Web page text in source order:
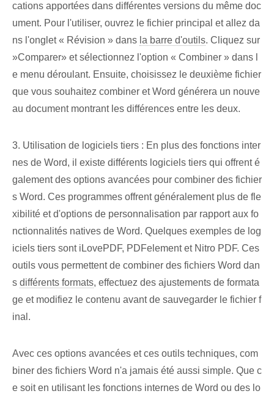
cations apportées dans différentes versions du même doc
ument. Pour l'utiliser, ouvrez le fichier principal et allez da
ns l'onglet « Révision » dans la barre d'outils. Cliquez sur
‌»Comparer» ‌et sélectionnez l'option « Combiner » dans l
e menu déroulant. Ensuite, choisissez le deuxième fichier
que vous souhaitez combiner et Word générera un nouve
au document montrant les différences entre les deux.
3. Utilisation de logiciels tiers : En plus des fonctions inter
nes de Word, il existe différents logiciels tiers qui offrent é
galement des options avancées pour combiner des fichier
s Word. Ces programmes offrent généralement plus de fle
xibilité et d'options de personnalisation par rapport aux fo
nctionnalités natives de Word. Quelques exemples de log
iciels tiers sont iLovePDF, PDFelement et Nitro PDF. Ces
outils vous permettent de combiner des fichiers Word dan
s différents formats, effectuez des ⁢ajustements de formata
ge et modifiez le contenu avant de sauvegarder ⁣le fichier f
inal.
Avec ces options avancées et ces outils techniques, com
biner des fichiers Word n'a jamais été aussi simple. Que c
e soit en utilisant les fonctions internes de Word ou des lo